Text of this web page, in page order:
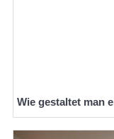
Wie gestaltet man